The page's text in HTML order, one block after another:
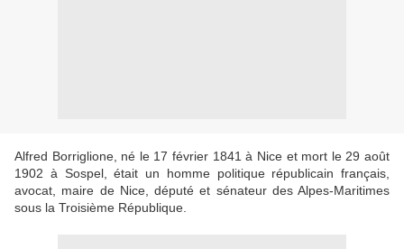
Alfred Borriglione, né le 17 février 1841 à Nice et mort le 29 août
1902 à Sospel, était un homme politique républicain français,
avocat, maire de Nice, député et sénateur des Alpes-Maritimes
sous la Troisième République.